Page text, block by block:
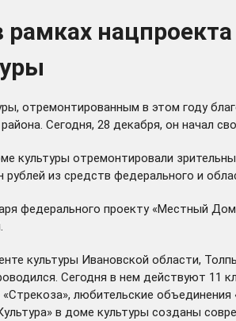
рамках
отремонтированным в этом году
Сегодня, 28 декабря, он начал
культуры отремонтировали
рублей из средств федерального и
федерального проекту «Местный
культуры Ивановской области,
Сегодня в нем действуют 11
любительские
в доме культуры созданы